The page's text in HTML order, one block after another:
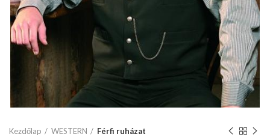
Kezdőlap WESTERN Férfi ruházat